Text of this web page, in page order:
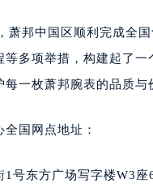
罗湖区深南东路5001号
惠城区江北文昌一路7号
思明区湖滨东路95号华
锦江区人民东路6号SAC
芙蓉区定王台街道建湘
萧邦中国区顺利完成全
等多项举措，构建起了
一枚萧邦腕表的品质与
国网点地址：
号东方广场写字楼W3座